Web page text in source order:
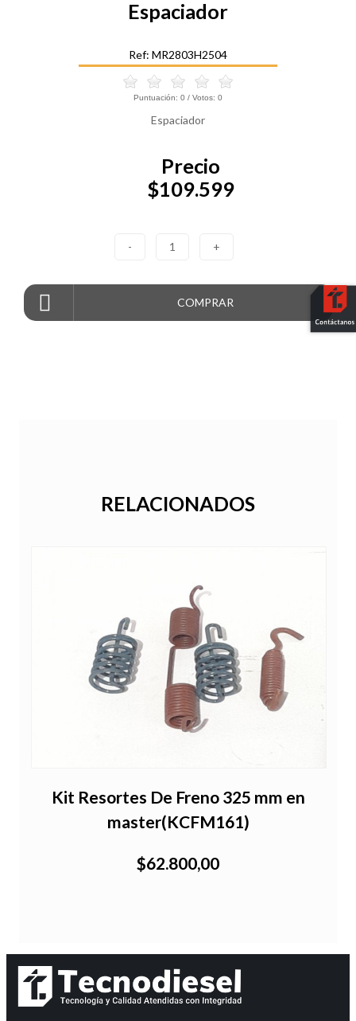
Espaciador
Ref: MR2803H2504
Puntuación: 0 / Votos: 0
Espaciador
Precio
$109.599
- 1 +
COMPRAR
RELACIONADOS
Kit Resortes De Freno 325 mm en
master(KCFM161)
$62.800,00